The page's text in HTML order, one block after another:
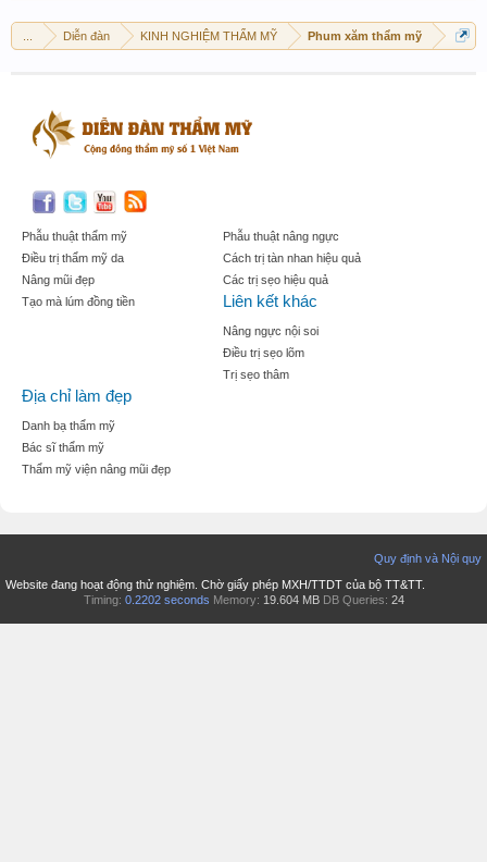
Diễn đàn KINH NGHIỆM THẨM MỸ Phum xăm thẩm mỹ
Phẫu thuật thẩm mỹ
Điều trị thẩm mỹ da
Nâng mũi đẹp
Tạo mà lúm đồng tiền
Phẫu thuật nâng ngực
Cách trị tàn nhan hiệu quả
Các trị sẹo hiệu quả
Liên kết khác
Nâng ngực nội soi
Điều trị sẹo lõm
Trị sẹo thâm
Địa chỉ làm đẹp
Danh bạ thẩm mỹ
Bác sĩ thẩm mỹ
Thẩm mỹ viện nâng mũi đẹp
Quy định và Nội quy
Website đang hoạt động thử nghiệm. Chờ giấy phép MXH/TTDT của bộ TT&TT.
Timing: 0.2202 seconds Memory: 19.604 MB DB Queries: 24